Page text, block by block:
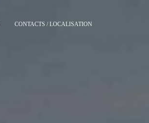
CONTACTS / LOCALISATION